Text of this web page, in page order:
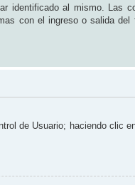
identificado al mismo. Las
con el ingreso o salida del
de Usuario; haciendo clic